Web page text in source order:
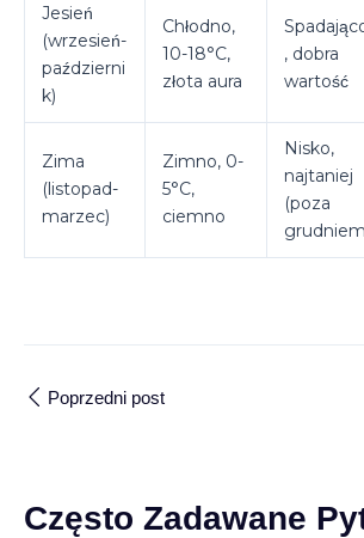
Jesień
(wrzesień-
październi
k)
Chłodno,
10-18°C,
złota aura
, dobra
wartość
Zima
(listopad-
marzec)
Zimno, 0-
5°C,
ciemno
Nisko,
najtaniej
(poza
Poprzedni post
Często Zadawane